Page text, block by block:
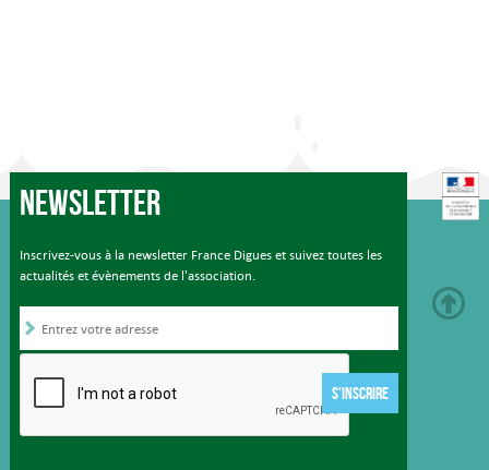
Newsletter
Inscrivez-vous à la newsletter France Digues et suivez toutes les
actualités et évènements de l'association.
S'INSCRIRE